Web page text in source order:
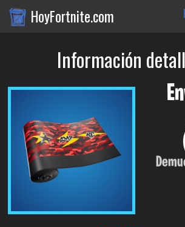
HoyFortnite.com
Información